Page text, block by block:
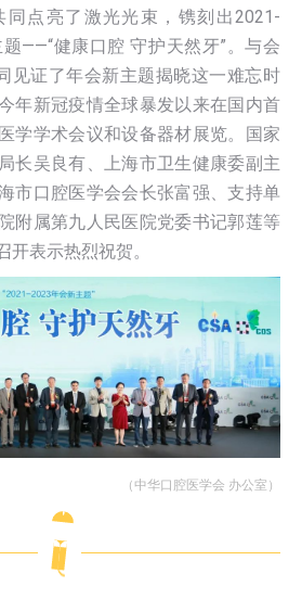
点亮了激光光束，镌刻出2021-
——“健康口腔 守护天然牙”。与会
见证了年会新主题揭晓这一难忘时
年新冠疫情全球暴发以来在国内首
学学术会议和设备器材展览。国家
长吴良有、上海市卫生健康委副主
市口腔医学会会长张富强、支持单
附属第九人民医院党委书记郭莲等
开表示热烈祝贺。
（中华口腔医学会 办公室）